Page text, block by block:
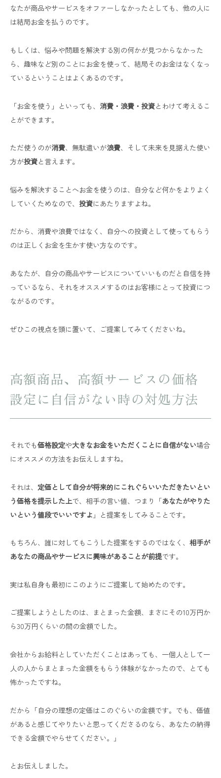
なたが商品やサービスをオファーしなかったとしても、他の人に
は結局お金を払うのです。
もしくは、悩みや問題を解決する別の何かが見つからなかった
ら、趣味など別のことにお金を使って、結局そのお金はなくなっ
ているということはよくあるのです。
「お金を使う」といっても、 消費・浪費・投資とわけて考えるこ
とができます。
ただ使うのが消費、無駄遣いが浪費、そして未来を見据えた使い
方が投資と言えます。
悩みを解決することへお金を使うのは、自分など何かをよりよく
していくためなので、 投資にあたりますよね。
だから、消費や浪費ではなく、自分への投資として使ってもらう
のは正しくお金を生かす使い方なのです。
あなたが、自分の商品やサービスについていいものだと自信を持
っているなら、それをオススメするのはお客様にとって投資につ
ながるのです。
ぜひこの視点を頭に置いて、ご提案してみてくださいね。
高額商品、高額サービスの価格
設定に自信がない時の対処方法
それでも価格設定や大きなお金をいただくことに自信がない場合
にオススメの方法をお伝えしますね。
それは、 定価として自分が将来的にこれぐらいいただきたいとい
う価格を提示した上で、相手の言い値、つまり「あなたがやりた
いという値段でいいですよ 」と提案をしてみることです。
もちろん、誰に対してもこうした提案をするのではなく、 相手が
あなたの商品やサービスに興味があることが前提です。
実は私自身も最初にこのようにご提案して始めたのです。
ご提案しようとしたのは、まとまった金額、まさにその10万円か
ら30万円くらいの間の金額でした。
会社からお給料としていただくことはあっても、一個人として一
人の人からまとまった金額をもらう体験がなかったので、とても
怖かったですね。
だから「自分の理想の定価はこのぐらいの金額です。でも、価値
があると感じてやりたいと思ってくださるのなら、あなたの納得
できる金額でやらせてください。」
とお伝えしました。